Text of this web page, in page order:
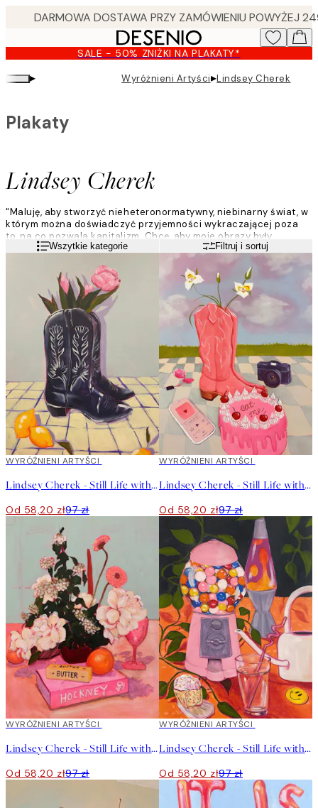
content.
SALE - 50% ZNIŻKI NA PLAKATY*
▸ Wyróżnieni Artyści▸Lindsey Cherek
Lindsey Cherek
Plakaty
"Maluję, aby stworzyć nieheteronormatywny, niebinarny świat, w
którym można doświadczyć przyjemności wykraczającej poza
to, na co pozwala kapitalizm. Chcę, aby moje obrazy były
przestrzenią do dokumentowania i honorowania istnienia i
energii mojej społeczności. Moje obrazy przedmiotów
codziennego użytku funkcjonują jak pejzaże kulturowe, ukazując
życie nieheteronormatywne w czasie rzeczywistym.”
Czytaj więcejWszytkie kategorie Filtruj i sortuj
40%*
WYRÓŻNIENI ARTYŚCI
Lindsey Cherek - Still Life with Tulips in Boots Plakat
Od 58,20 zł97 zł
40%*
WYRÓŻNIENI ARTYŚCI
Lindsey Cherek - Still Life with Fake Cake Plakat
Od 58,20 zł97 zł
40%*
WYRÓŻNIENI ARTYŚCI
Lindsey Cherek - Still Life with Hockney Book Plakat
Od 58,20 zł97 zł
40%*
WYRÓŻNIENI ARTYŚCI
Lindsey Cherek - Still Life with Gumball Machine Plakat
Od 58,20 zł97 zł